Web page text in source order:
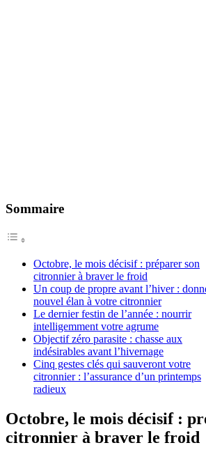
Sommaire
Octobre, le mois décisif : préparer son
citronnier à braver le froid
Un coup de propre avant l’hiver :
nouvel élan à votre citronnier
Le dernier festin de l’année : nourrir
intelligemment votre agrume
Objectif zéro parasite : chasse aux
indésirables avant l’hivernage
Cinq gestes clés qui sauveront votre
citronnier : l’assurance d’un printemps
radieux
Octobre, le mois décisif :
citronnier à braver le froid